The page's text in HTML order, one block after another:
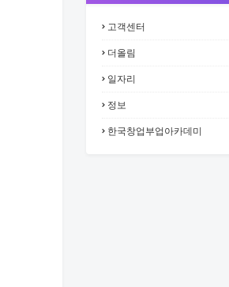
고객센터
더올림
일자리
정보
한국창업부업아카데미